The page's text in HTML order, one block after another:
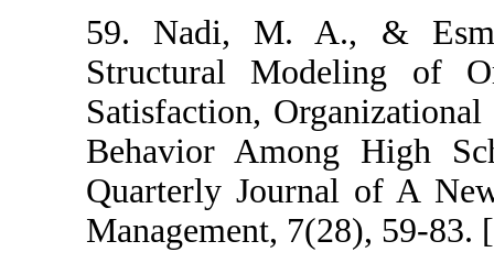
59. Nadi, M.
Structural
Satisfaction,
Behavior
Quarterly
Management,